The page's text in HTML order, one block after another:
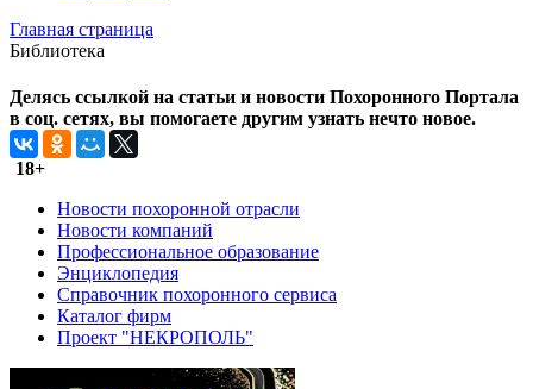
Главная страница
Библиотека
Делясь ссылкой на статьи и новости Похоронного Портала
в соц. сетях, вы помогаете другим узнать нечто новое.
18+
Новости похоронной отрасли
Новости компаний
Профессиональное образование
Энциклопедия
Справочник похоронного сервиса
Каталог фирм
Проект "НЕКРОПОЛЬ"